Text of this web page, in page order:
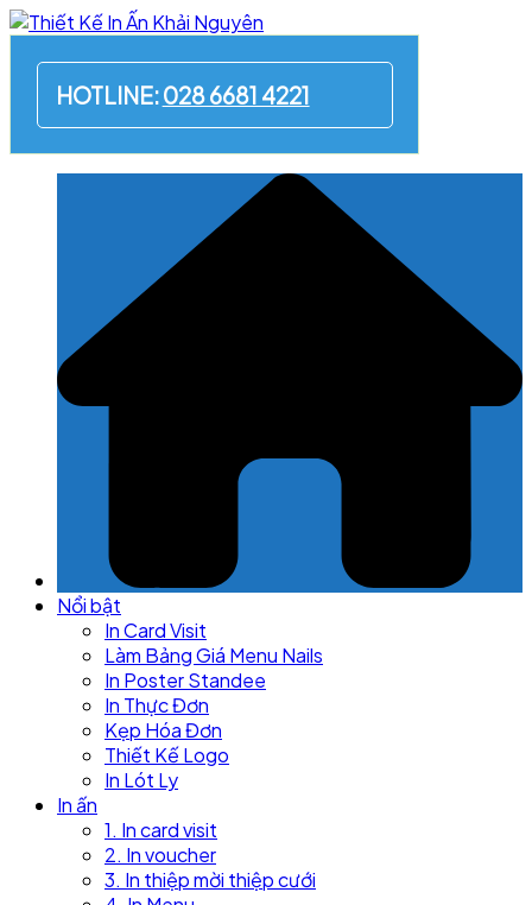
Skip
content
HOTLINE:028 6681 4221
Nổi bật
In Card Visit
Làm Bảng Giá Menu Nails
In Poster Standee
In Thực Đơn
Kẹp Hóa Đơn
Thiết Kế Logo
In Lót Ly
In ấn
1. In card visit
2. In voucher
3. In thiệp mời thiệp cưới